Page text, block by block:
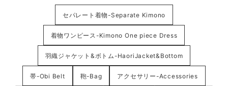
セパレート着物-Separate Kimono
着物ワンピース-Kimono One piece Dress
羽織ジャケット&ボトム-HaoriJacket&Bottom
帯-Obi Belt 鞄-Bag アクセサリー-Accessories